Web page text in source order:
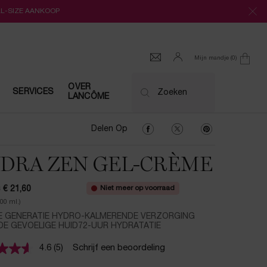
SIZE AANKOOP
Mijn mandje 0
0 product
SERVICES
OVER
LANCÔME
Zoeken
Delen Op Delen Op Facebook
Delen Op Twitter
Delen Op
ZEN GEL-CRÈME
prijs
€ 21,60
ml.)
Niet meer op voorraad
GENERATIE HYDRO-KALMERENDE VERZORGING
GEVOELIGE HUID72-UUR HYDRATATIE
4.6
Lees
(5) Schrijf een beoordeling